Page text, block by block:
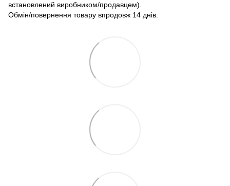
встановлений виробником/продавцем).
Обмін/повернення товару впродовж 14 днів.